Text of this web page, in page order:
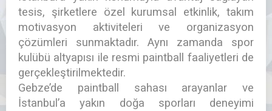
tesis, şirketlere özel kurumsal etkinlik, takım
motivasyon aktiviteleri ve organizasyon
çözümleri sunmaktadır. Aynı zamanda spor
kulübü altyapısı ile resmi paintball faaliyetleri de
gerçekleştirilmektedir.
Gebze’de paintball sahası arayanlar ve
İstanbul’a yakın doğa sporları deneyimi